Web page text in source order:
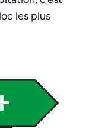
les plus